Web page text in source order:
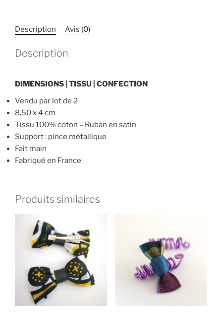
Description Avis (0)
Description
DIMENSIONS | TISSU | CONFECTION
Vendu par lot de 2
8,50 x 4 cm
Tissu 100% coton – Ruban en satin
Support : pince métallique
Fait main
Fabriqué en France
Produits similaires